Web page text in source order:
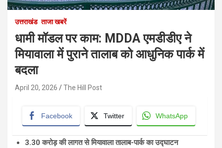
उत्तराखंड ताजा खबरें
धामी मॉडल पर काम: MDDA एमडीडीए ने
मियावाला में पुराने तालाब को आधुनिक पार्क में
बदला
April 20, 2026 The Hill Post
Facebook Twitter WhatsApp
3.30 करोड़ की लागत से मियावाला तालाब-पार्क का उद्घाटन